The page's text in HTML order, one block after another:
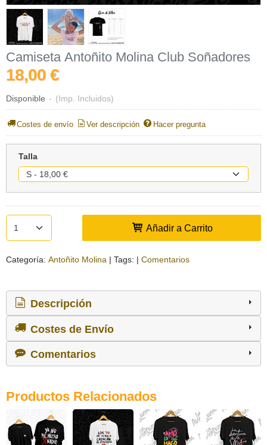
Camiseta Antoñito Molina Club Soñadores
18,00 €
Disponible - (Imp. Incluidos)
Costes de envío Ver descripción Hacer pregunta
Talla
Añadir a Carrito
Categoría: Antoñito Molina | Tags: | Comentarios
Descripción
Costes de Envío
Comentarios
Productos Relacionados